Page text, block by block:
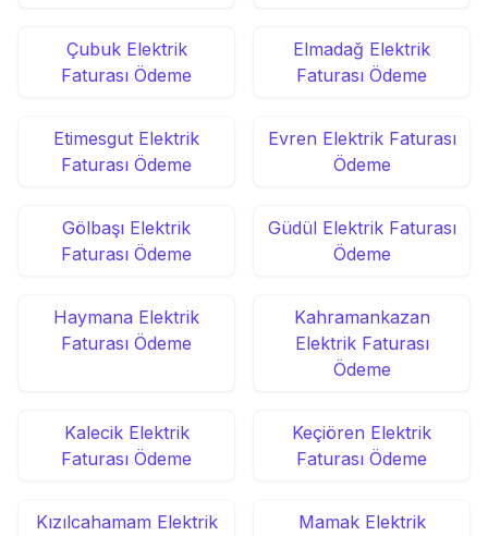
Çubuk Elektrik
Faturası Ödeme
Elmadağ Elektrik
Faturası Ödeme
Etimesgut Elektrik
Faturası Ödeme
Evren Elektrik Faturası
Ödeme
Gölbaşı Elektrik
Faturası Ödeme
Güdül Elektrik Faturası
Ödeme
Haymana Elektrik
Faturası Ödeme
Kahramankazan
Elektrik Faturası
Ödeme
Kalecik Elektrik
Faturası Ödeme
Keçiören Elektrik
Faturası Ödeme
Kızılcahamam Elektrik
Mamak Elektrik